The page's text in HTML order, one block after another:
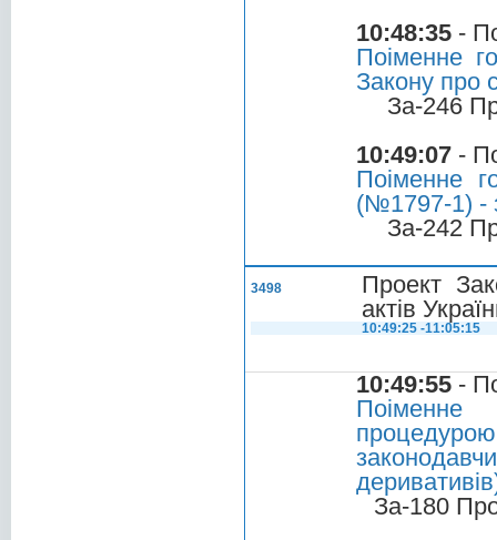
10:48:35 -
Поіменне
Закону про
За-246
10:49:07 -
Поіменне
(№1797-1) -
За-242
3498
Проект
актів
10:49:25 -11:05:15
10:49:55 -
Поіменне
За-180